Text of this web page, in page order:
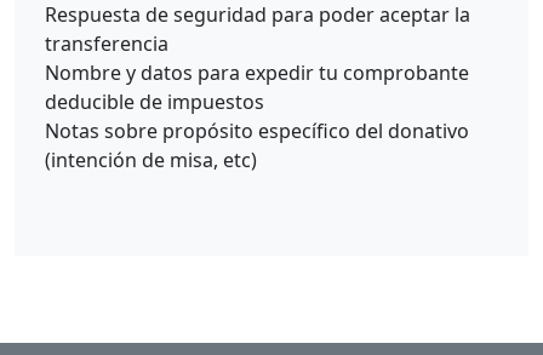
Respuesta de seguridad para poder aceptar la
transferencia
Nombre y datos para expedir tu comprobante
deducible de impuestos
Notas sobre propósito específico del donativo
(intención de misa, etc)